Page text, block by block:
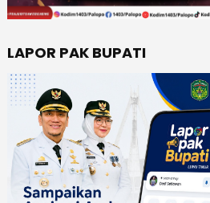
LAPOR PAK BUPATI